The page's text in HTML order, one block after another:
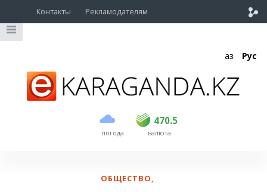
Контакты Рекламодателям
Қаз Рус
погода
470.5
USD 468.5 470.5
EUR валюта
ОБЩЕСТВО,